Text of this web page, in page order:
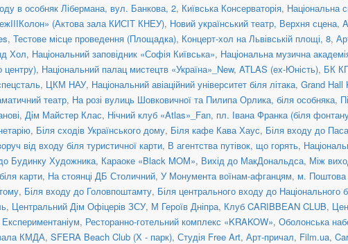
в особняк Лібермана, вул. Банкова, 2, Київська Консерваторія, Національна
(Актова зала КИСІТ КНЕУ), Новий український театр, Верхня сцена,
, Тестове місце проведення (Площадка), Концерт-хол на Львівській площі, 8,
Хол, Національний заповідник «Софія Київська», Національна музична
центру), Національний палац мистецтв «Україна»_New, ATLAS (ex-Юність), БК
, ЦКМ НАУ, Національний авіаційний університет біля літака, Grand Hall
театр, На розі вулиць Шовковичної та Пилипа Орлика, біля особняка,
, Дім Майстер Клас, Нічний клуб «Atlas»_Fan, пл. Івана Франка (біля
, Біля сходів Українського дому, Біля кафе Кава Хаус, Біля входу до
від входу біля туристичної карти, В агентства путівок, що горять,
Будинку Художника, Караоке «Black MOM», Вихід до МакДональдса, Між
карти, На стоянці ДБ Столичний, У Монумента воїнам-афганцям, м. Поштова
, Біля входу до Головпоштамту, Біля центрального входу до Національного
, Центральний Дім Офіцерів ЗСУ, М Героїв Дніпра, Клуб CARIBBEAN CLUB,
Експериментаніум, Ресторанно-готельний комплекс «KRAKOW», Оболонська
КМДА, SFERA Beach Club (Х - парк), Студія Free Art, Арт-причал, Film.ua,